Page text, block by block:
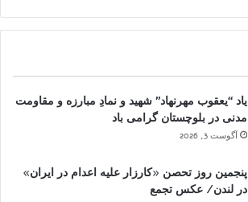
یاد “یعقوب مهرنهاد” شهید و نمادِ مبارزه و مقاومت
مدنی در بلوچستان گرامی باد
آگوست 3, 2026
پنجمین روز تحصن «کارزار علیه اعدام در ایران»
در لندن/ عکس تجمع